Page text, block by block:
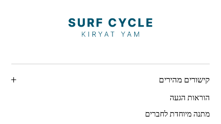
קישורים מהירים
הוראות הגעה
מתנה מיוחדת לחברים